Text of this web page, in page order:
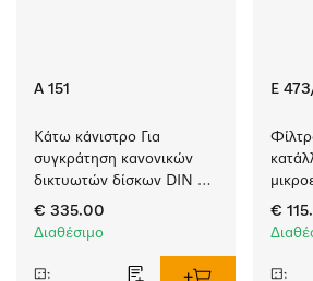
A 151
Κάτω κάνιστρο Για
συγκράτηση κανονικών
δικτυωτών δίσκων DIN
καθώς και διαφόρων
ενθέτων.
€ 335.00
Διαθέσιμο
E
€